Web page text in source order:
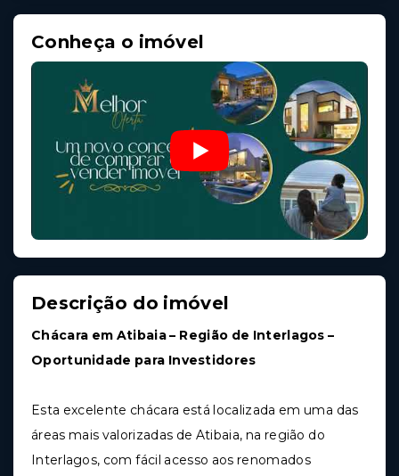
Conheça o imóvel
Descrição do imóvel
Chácara em Atibaia – Região de Interlagos –
Oportunidade para Investidores
Esta excelente chácara está localizada em uma das
áreas mais valorizadas de Atibaia, na região do
Interlagos, com fácil acesso aos renomados